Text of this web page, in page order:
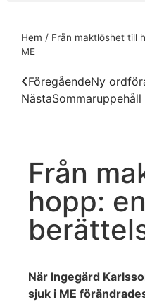
Hem / Från maktlöshet till
ME
FöregåendeNy
Nästa
Från
hopp:
När Ingegärd
sjuk i ME